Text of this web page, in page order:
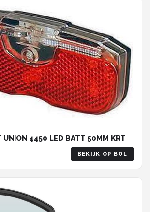
UNION 4450 LED BATT 50MM KRT
BEKIJK OP BOL